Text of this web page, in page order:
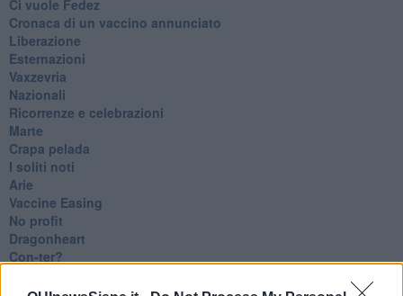
​Ci vuole Fedez
​Cronaca di un vaccino annunciato
​Liberazione
Esternazioni
Vaxzevria
Nazionali
​Ricorrenze e celebrazioni
Marte
​Crapa pelada
​I soliti noti
Arie
​Vaccine Easing
No profit
Dragonheart
Con-ter?
Coincidenze e crisi